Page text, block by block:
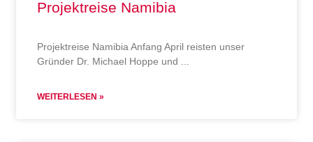
Projektreise Namibia
Projektreise Namibia Anfang April reisten unser
Gründer Dr. Michael Hoppe und
WEITERLESEN »